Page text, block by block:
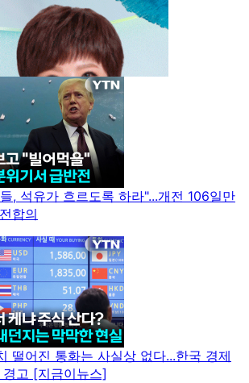
, 석유가 흐르도록 하라"...개전 106일만
합의
떨어진 통화는 사실상 없다...한국 경제
고 [지금이뉴스]